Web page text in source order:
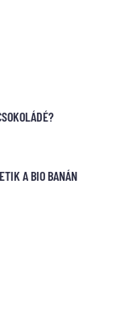
A BIO BANÁN